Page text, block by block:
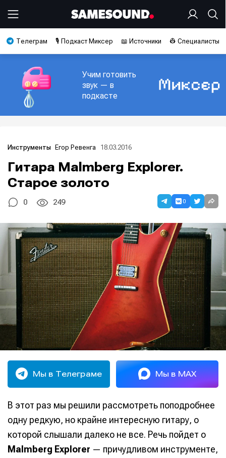
Телеграм 🎙️ Подкаст Миксер 📖 Источники 👷 Специалисты
Учим готовить
звук — в
подкасте
Инструменты Егор Ревенга 18.03.2016
Гитара Malmberg Explorer.
Старое золото
0 249 0
Мы в Телеграме Мы в MAX
В этот раз мы решили рассмотреть поподробнее
одну редкую, но крайне интересную гитару, о
которой слышали далеко не все. Речь пойдет о
Malmberg Explorer — причудливом инструменте,